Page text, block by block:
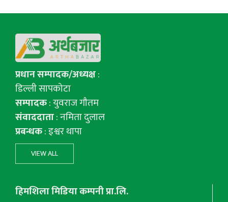
प्रधान सम्पादक/अध्यक्ष:
डिल्ली सापकोटा
सम्पादक: युवराज गाैतम
संवाददाता: नमिता दुलाल
प्रबन्धक: इश्वर थापा
VIEW ALL
हिमशिला मिडिया कम्पनी प्रा.लि.